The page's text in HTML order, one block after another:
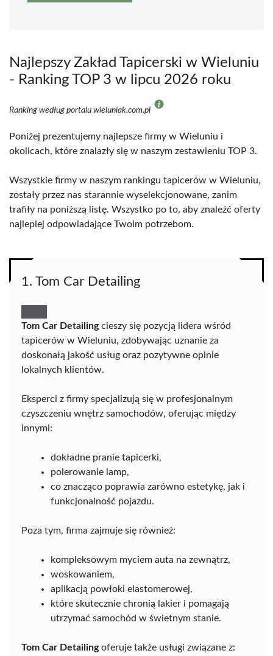
Najlepszy Zakład Tapicerski w Wieluniu
- Ranking TOP 3 w lipcu 2026 roku
Ranking według portalu wieluniak.com.pl
Poniżej prezentujemy najlepsze firmy w Wieluniu i
okolicach, które znalazły się w naszym zestawieniu TOP 3.
Wszystkie firmy w naszym rankingu tapicerów w Wieluniu,
zostały przez nas starannie wyselekcjonowane, zanim
trafiły na poniższą listę. Wszystko po to, aby znaleźć oferty
najlepiej odpowiadające Twoim potrzebom.
1. Tom Car Detailing
Tom Car Detailingcieszy się pozycją lidera wśród
tapicerów w Wieluniu, zdobywając uznanie za
doskonałą jakość usług oraz pozytywne opinie
lokalnych klientów.
Eksperci z firmy specjalizują się w profesjonalnym
czyszczeniu wnętrz samochodów, oferując między
innymi:
dokładne pranie tapicerki,
polerowanie lamp,
co znacząco poprawia zarówno estetykę, jak i
funkcjonalność pojazdu.
Poza tym, firma zajmuje się również:
kompleksowym myciem auta na zewnątrz,
woskowaniem,
aplikacją powłoki elastomerowej,
które skutecznie chronią lakier i pomagają
utrzymać samochód w świetnym stanie.
Tom Car Detailingoferuje także usługi związane z: